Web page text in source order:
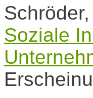
Soziale